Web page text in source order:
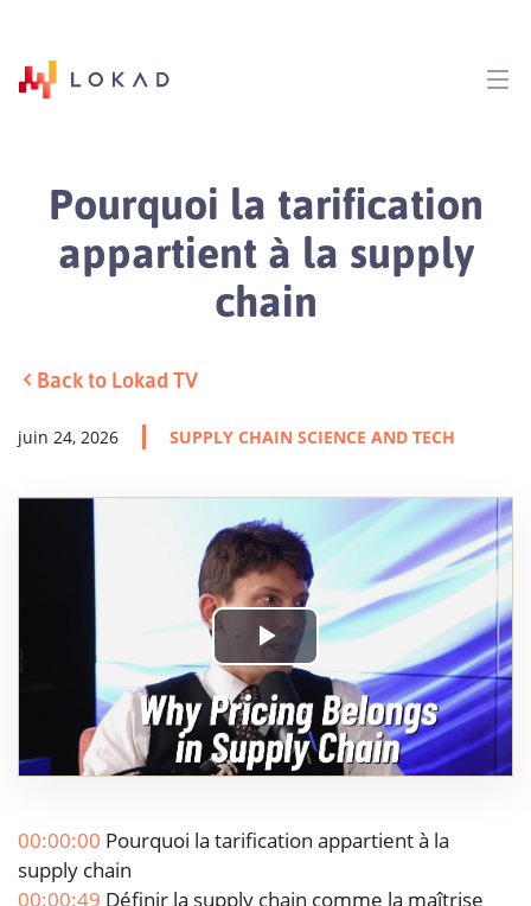
Pourquoi la tarification
appartient à la supply
chain
Back to Lokad TV
juin 24, 2026 SUPPLY CHAIN SCIENCE AND TECH
Play
Video
00:00:00 Pourquoi la tarification appartient à la
supply chain
00:00:49 Définir la supply chain comme la maîtrise